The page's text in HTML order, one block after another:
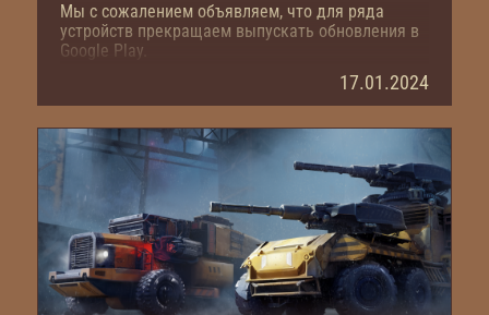
Мы с сожалением объявляем, что для ряда
устройств прекращаем выпускать обновления в
Google Play.
17.01.2024